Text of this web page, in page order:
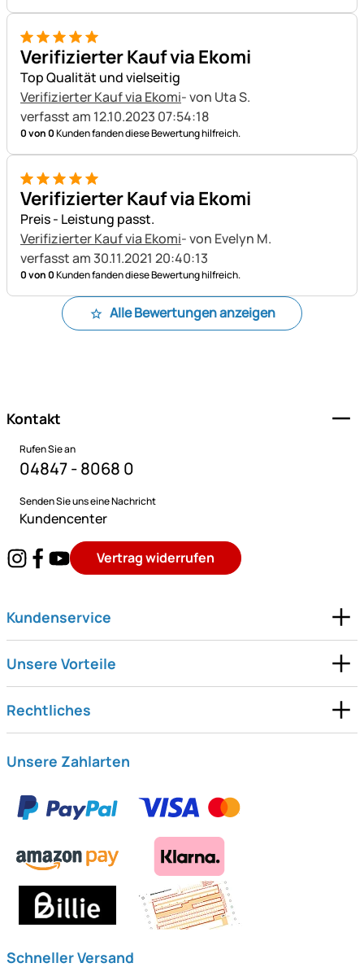
5 von 5
Verifizierter Kauf via Ekomi
Top Qualität und vielseitig
Verifizierter Kauf via Ekomi- von Uta S.
verfasst am 12.10.2023 07:54:18
0 von 0Kunden fanden diese Bewertung hilfreich.
5 von 5
Verifizierter Kauf via Ekomi
Preis - Leistung passt.
Verifizierter Kauf via Ekomi- von Evelyn M.
verfasst am 30.11.2021 20:40:13
0 von 0Kunden fanden diese Bewertung hilfreich.
Alle Bewertungen anzeigen
Kontakt
Rufen Sie an
04847 - 8068 0
Senden Sie uns eine Nachricht
Kundencenter
Vertrag widerrufen
Kundenservice
Unsere Vorteile
Rechtliches
Unsere Zahlarten
Schneller Versand